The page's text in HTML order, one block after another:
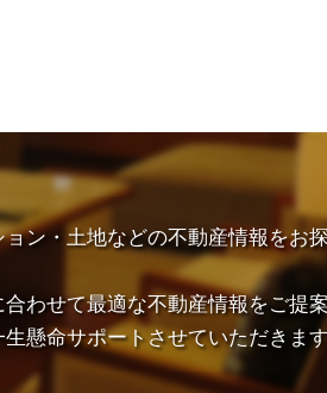
ン・土地などの不動産情報をお
わせて最適な不動産情報をご提
懸命サポートさせていただきます